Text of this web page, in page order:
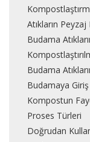
Atıkların
Budama
Budama
Budamaya Giriş
Kompostun
Proses Türleri
Doğrudan